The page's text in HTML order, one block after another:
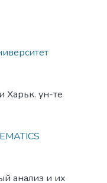
Харьк. ун-те
анализ и их